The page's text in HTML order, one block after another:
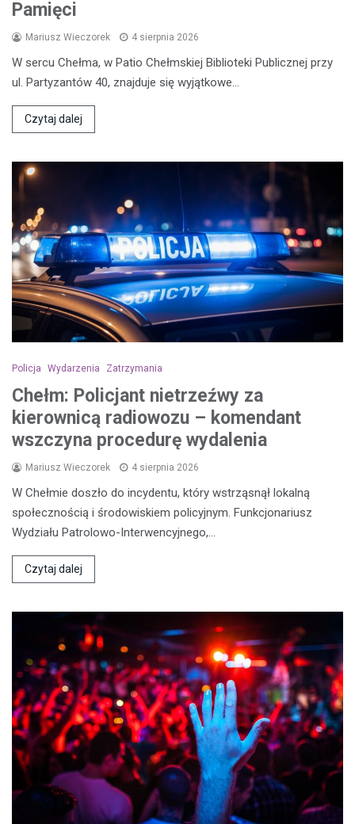
Pamięci
Mariusz Wieczorek 4 sierpnia 2026
W sercu Chełma, w Patio Chełmskiej Biblioteki Publicznej przy
ul. Partyzantów 40, znajduje się wyjątkowe…
Czytaj dalej
Policja Wydarzenia Zatrzymania
Chełm: Policjant nietrzeźwy za
kierownicą radiowozu – komendant
wszczyna procedurę wydalenia
Mariusz Wieczorek 4 sierpnia 2026
W Chełmie doszło do incydentu, który wstrząsnął lokalną
społecznością i środowiskiem policyjnym. Funkcjonariusz
Wydziału Patrolowo-Interwencyjnego,…
Czytaj dalej